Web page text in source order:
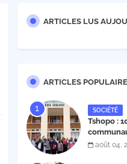
ARTICLES LUS
ARTICLES
SOCIÉTÉ
Tshopo :
enfin son
août 04,